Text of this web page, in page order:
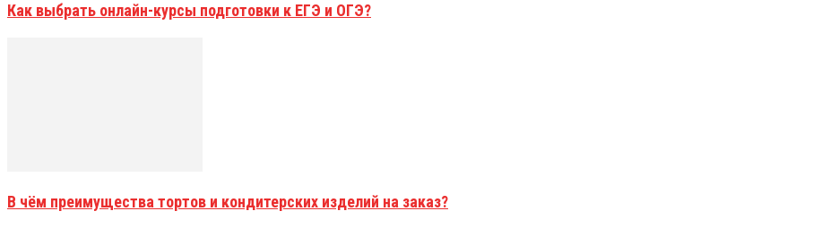
Как выбрать онлайн-курсы подготовки к ЕГЭ и ОГЭ?
В чём преимущества тортов и кондитерских изделий на заказ?